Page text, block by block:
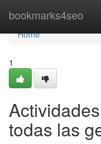
bookmarks4seo
Home
Home
1
todas las